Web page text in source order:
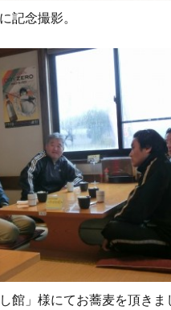
記念撮影。
館」様にてお蕎麦を頂きま